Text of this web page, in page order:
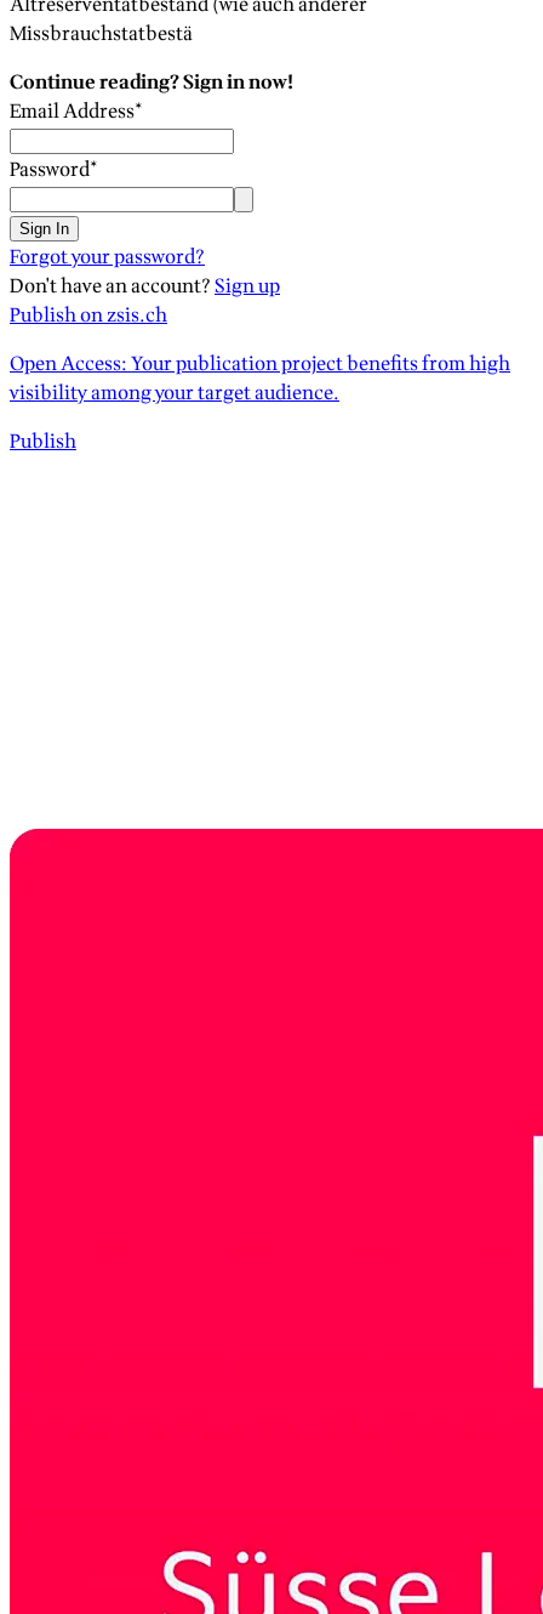
Missbrauchstatbestä
Continue reading? Sign in now!
Email Address*
Password*
Sign In
Forgot your password?
Don't have an account?Sign up
Publish on zsis.ch
Open Access: Your publication project benefits from high
visibility among your target audience.
Publish